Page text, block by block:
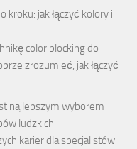
kroku: jak łączyć kolory i
color blocking do
zrozumieć, jak łączyć
najlepszym wyborem
ludzkich
karier dla specjalistów